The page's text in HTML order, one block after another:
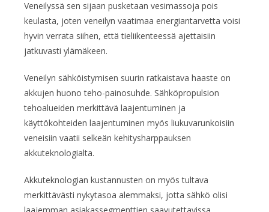
Veneilyssä sen sijaan pusketaan vesimassoja pois
keulasta, joten veneilyn vaatimaa energiantarvetta voisi
hyvin verrata siihen, että tieliikenteessä ajettaisiin
jatkuvasti ylämäkeen.
Veneilyn sähköistymisen suurin ratkaistava haaste on
akkujen huono teho-painosuhde. Sähköpropulsion
tehoalueiden merkittävä laajentuminen ja
käyttökohteiden laajentuminen myös liukuvarunkoisiin
veneisiin vaatii selkeän kehitysharppauksen
akkuteknologialta.
Akkuteknologian kustannusten on myös tultava
merkittävästi nykytasoa alemmaksi, jotta sähkö olisi
laajemman asiakassegmenttien saavutettavissa.